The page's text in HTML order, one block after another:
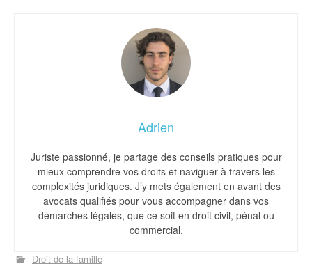
Adrien
Juriste passionné, je partage des conseils pratiques pour
mieux comprendre vos droits et naviguer à travers les
complexités juridiques. J’y mets également en avant des
avocats qualifiés pour vous accompagner dans vos
démarches légales, que ce soit en droit civil, pénal ou
commercial.
Droit de la famille